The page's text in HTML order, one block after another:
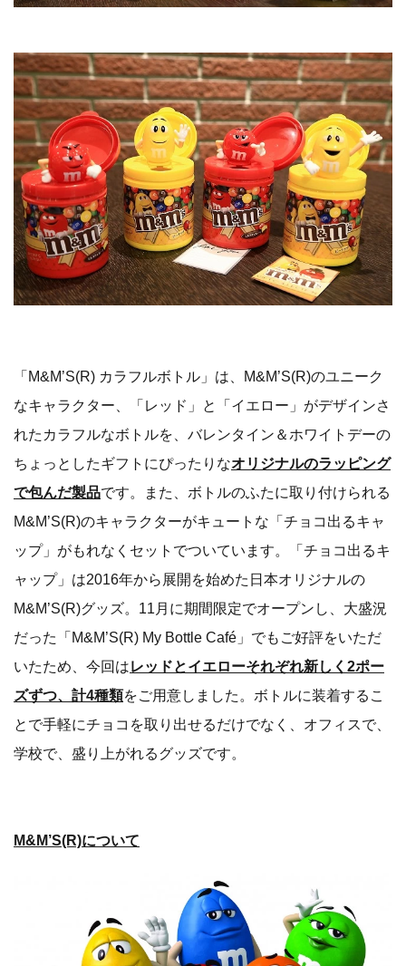
「M&M’S(R) カラフルボトル」は、M&M’S(R)のユニーク
なキャラクター、「レッド」と「イエロー」がデザインさ
れたカラフルなボトルを、バレンタイン＆ホワイトデーの
ちょっとしたギフトにぴったりなオリジナルのラッピング
で包んだ製品です。また、ボトルのふたに取り付けられる
M&M’S(R)のキャラクターがキュートな「チョコ出るキャ
ップ」がもれなくセットでついています。「チョコ出るキ
ャップ」は2016年から展開を始めた日本オリジナルの
M&M’S(R)グッズ。11月に期間限定でオープンし、大盛況
だった「M&M’S(R) My Bottle Café」でもご好評をいただ
いたため、今回はレッドとイエローそれぞれ新しく2ポー
ズずつ、計4種類をご用意しました。ボトルに装着するこ
とで手軽にチョコを取り出せるだけでなく、オフィスで、
学校で、盛り上がれるグッズです。
M&M’S(R)について